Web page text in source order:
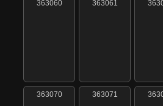
363060 363061
363070 363071